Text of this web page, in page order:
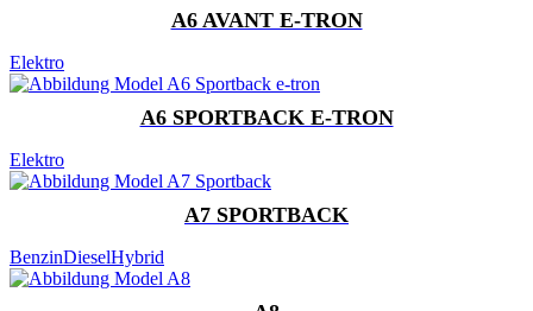
A6 AVANT E-TRON
Elektro
A6 SPORTBACK E-TRON
Elektro
A7 SPORTBACK
BenzinDieselHybrid